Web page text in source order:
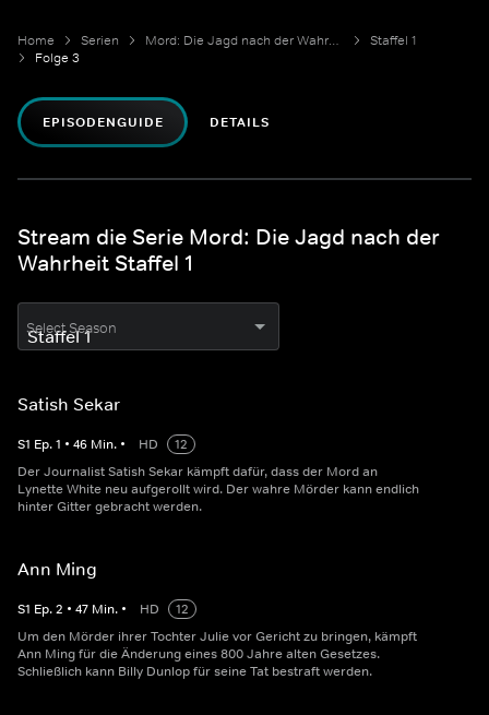
Home Serien Mord: Die Jagd nach der Wahrheit
Staffel 1
Folge 3
EPISODENGUIDE DETAILS
Stream die Serie Mord: Die Jagd nach der
Wahrheit Staffel 1
Select Season
Satish Sekar
S1 Ep.1 • 46 Min. • HD
12
Der Journalist Satish Sekar kämpft dafür, dass der Mord an
Lynette White neu aufgerollt wird. Der wahre Mörder kann endlich
hinter Gitter gebracht werden.
Ann Ming
S1 Ep.2 • 47 Min. • HD
12
Um den Mörder ihrer Tochter Julie vor Gericht zu bringen, kämpft
Ann Ming für die Änderung eines 800 Jahre alten Gesetzes.
Schließlich kann Billy Dunlop für seine Tat bestraft werden.